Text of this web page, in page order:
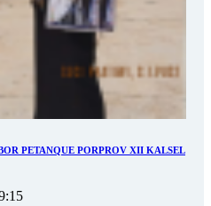
PETANQUE PORPROV XII KALSEL